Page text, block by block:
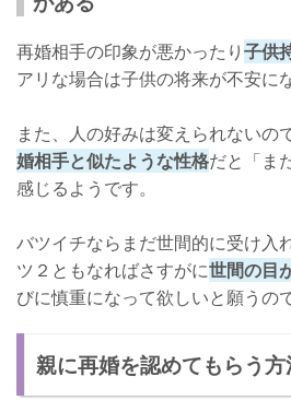
再婚相手の印象が悪かったり子供
アリな場合は子供の将来が不安に
また、人の好みは変えられないの
婚相手と似たような性格だと「ま
感じるようです。
バツイチならまだ世間的に受け入
ツ２ともなればさすがに世間の目
びに慎重になって欲しいと願うので
親に再婚を認めてもらう